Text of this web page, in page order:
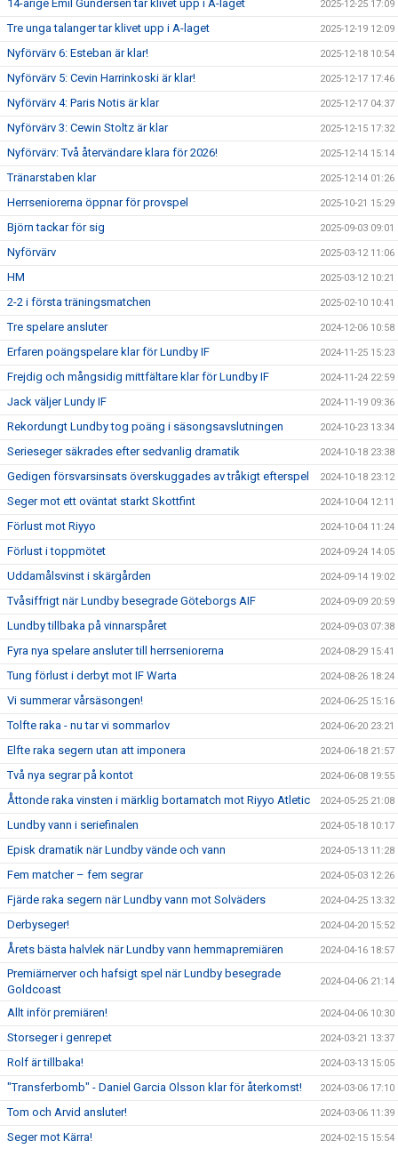
14-årige Emil Gundersen tar klivet upp i A-laget 2025-12-25 17:09
Tre unga talanger tar klivet upp i A-laget 2025-12-19 12:09
Nyförvärv 6: Esteban är klar! 2025-12-18 10:54
Nyförvärv 5: Cevin Harrinkoski är klar! 2025-12-17 17:46
Nyförvärv 4: Paris Notis är klar 2025-12-17 04:37
Nyförvärv 3: Cewin Stoltz är klar 2025-12-15 17:32
Nyförvärv: Två återvändare klara för 2026! 2025-12-14 15:14
Tränarstaben klar 2025-12-14 01:26
Herrseniorerna öppnar för provspel 2025-10-21 15:29
Björn tackar för sig 2025-09-03 09:01
Nyförvärv 2025-03-12 11:06
HM 2025-03-12 10:21
2-2 i första träningsmatchen 2025-02-10 10:41
Tre spelare ansluter 2024-12-06 10:58
Erfaren poängspelare klar för Lundby IF 2024-11-25 15:23
Frejdig och mångsidig mittfältare klar för Lundby IF 2024-11-24 22:59
Jack väljer Lundy IF 2024-11-19 09:36
Rekordungt Lundby tog poäng i säsongsavslutningen 2024-10-23 13:34
Serieseger säkrades efter sedvanlig dramatik 2024-10-18 23:38
Gedigen försvarsinsats överskuggades av tråkigt efterspel 2024-10-18 23:12
Seger mot ett oväntat starkt Skottfint 2024-10-04 12:11
Förlust mot Riyyo 2024-10-04 11:24
Förlust i toppmötet 2024-09-24 14:05
Uddamålsvinst i skärgården 2024-09-14 19:02
Tvåsiffrigt när Lundby besegrade Göteborgs AIF 2024-09-09 20:59
Lundby tillbaka på vinnarspåret 2024-09-03 07:38
Fyra nya spelare ansluter till herrseniorerna 2024-08-29 15:41
Tung förlust i derbyt mot IF Warta 2024-08-26 18:24
Vi summerar vårsäsongen! 2024-06-25 15:16
Tolfte raka - nu tar vi sommarlov 2024-06-20 23:21
Elfte raka segern utan att imponera 2024-06-18 21:57
Två nya segrar på kontot 2024-06-08 19:55
Åttonde raka vinsten i märklig bortamatch mot Riyyo Atletic 2024-05-25 21:08
Lundby vann i seriefinalen 2024-05-18 10:17
Episk dramatik när Lundby vände och vann 2024-05-13 11:28
Fem matcher – fem segrar 2024-05-03 12:26
Fjärde raka segern när Lundby vann mot Solväders 2024-04-25 13:32
Derbyseger! 2024-04-20 15:52
Årets bästa halvlek när Lundby vann hemmapremiären 2024-04-16 18:57
Premiärnerver och hafsigt spel när Lundby besegrade
Goldcoast
2024-04-06 21:14
Allt inför premiären! 2024-04-06 10:30
Storseger i genrepet 2024-03-21 13:37
Rolf är tillbaka! 2024-03-13 15:05
"Transferbomb" - Daniel Garcia Olsson klar för återkomst! 2024-03-06 17:10
Tom och Arvid ansluter! 2024-03-06 11:39
Seger mot Kärra! 2024-02-15 15:54